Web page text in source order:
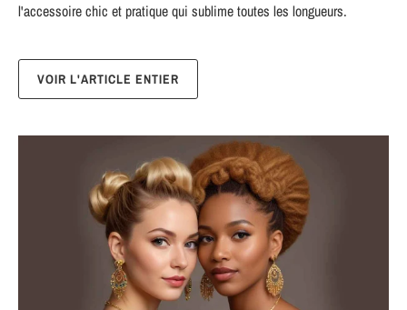
l'accessoire chic et pratique qui sublime toutes les longueurs.
VOIR L'ARTICLE ENTIER